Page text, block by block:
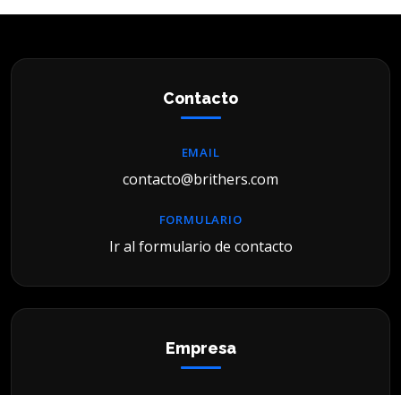
Contacto
EMAIL
contacto@brithers.com
FORMULARIO
Ir al formulario de contacto
Empresa